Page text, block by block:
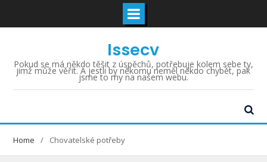
content
Issecv
Pokud se má někdo těšit z úspěchů, potřebuje kolem sebe ty,
jimž může věřit. A jestli by někomu neměl někdo chybět, pak
jsme to my na našem webu.
Home Chovatelské potřeby